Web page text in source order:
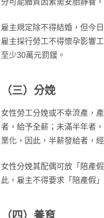
分可能體質因素需安胎靜養
雇主規定除不得結婚，但今
雇主採行勞工不得懷孕影響
至少30萬元罰鍰。
（三）分娩
女性勞工分娩或不幸流產，
者，給予全薪；未滿半年者
業化，因此，半薪發給者，
女性分娩其配偶可放「陪產
此，雇主不得要求「陪產假
（四） 養育